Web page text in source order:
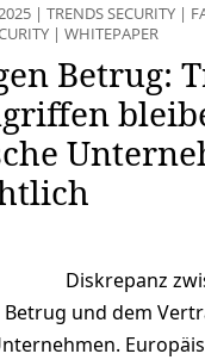
| TRENDS SECURITY |
| WHITEPAPER
Betrug:
Diskrepanz
und dem